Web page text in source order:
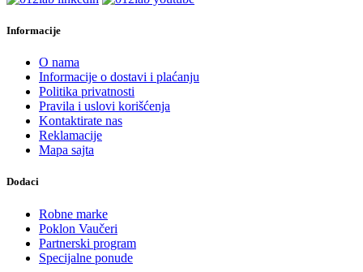
Informacije
O nama
Informacije o dostavi i plaćanju
Politika privatnosti
Pravila i uslovi korišćenja
Kontaktirate nas
Reklamacije
Mapa sajta
Dodaci
Robne marke
Poklon Vaučeri
Partnerski program
Specijalne ponude